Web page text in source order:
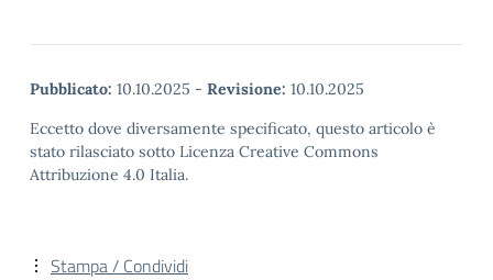
Pubblicato: 10.10.2025 - Revisione: 10.10.2025
Eccetto dove diversamente specificato, questo articolo è
stato rilasciato sotto Licenza Creative Commons
Attribuzione 4.0 Italia.
Stampa / Condividi